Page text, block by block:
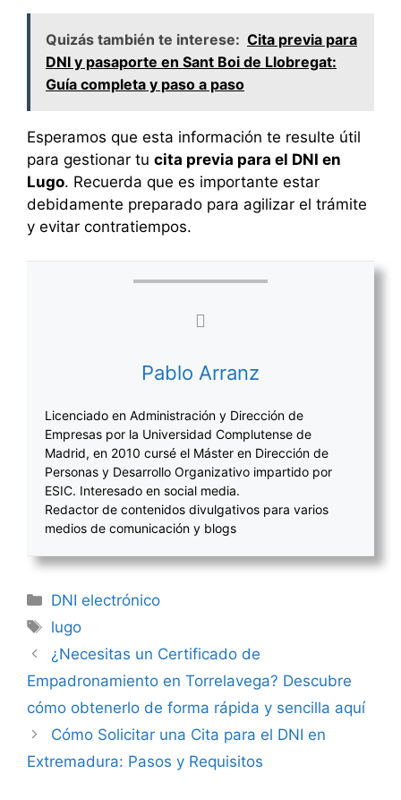
Quizás también te interese: Cita previa para
DNI y pasaporte en Sant Boi de Llobregat:
Guía completa y paso a paso
Esperamos que esta información te resulte útil
para gestionar tu cita previa para el DNI en
Lugo. Recuerda que es importante estar
debidamente preparado para agilizar el trámite
y evitar contratiempos.
Pablo Arranz
Licenciado en Administración y Dirección de
Empresas por la Universidad Complutense de
Madrid, en 2010 cursé el Máster en Dirección de
Personas y Desarrollo Organizativo impartido por
ESIC. Interesado en social media.
Redactor de contenidos divulgativos para varios
medios de comunicación y blogs
Categorías
DNI electrónico
Etiquetas
lugo
Navegación
de
entradas
¿Necesitas un Certificado de
Empadronamiento en Torrelavega? Descubre
cómo obtenerlo de forma rápida y sencilla aquí
Cómo Solicitar una Cita para el DNI en
Extremadura: Pasos y Requisitos